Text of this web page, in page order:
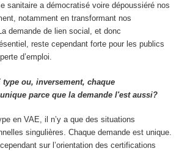
sanitaire a démocratisé voire dépoussiéré nos
notamment en transformant nos
demande de lien social, et donc
reste cependant forte pour les publics
d’emploi.
ou, inversement, chaque
parce que la demande l'est aussi?
en VAE, il n’y a que des situations
singulières. Chaque demande est unique.
sur l’orientation des certifications